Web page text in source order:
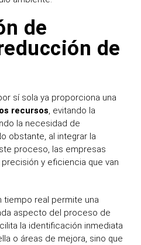
de
de
sí sola ya proporciona una
recursos, evitando la
la necesidad de
obstante, al integrar la
proceso, las empresas
y eficiencia que van
real permite una
aspecto del proceso de
la identificación inmediata
o áreas de mejora, sino que